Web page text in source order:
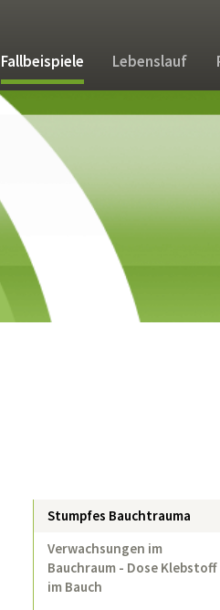
Fallbeispiele Lebenslauf
Stumpfes Bauchtrauma
Verwachsungen im
Bauchraum - Dose Klebstoff
im Bauch